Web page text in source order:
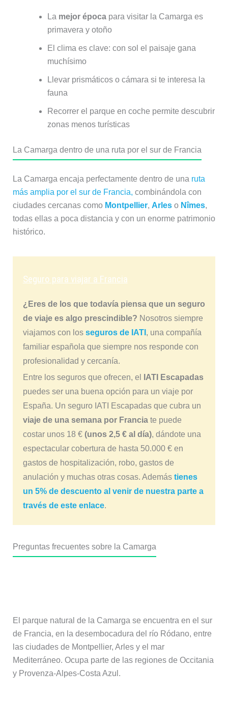
La mejor épocapara visitar la Camarga es
primavera y otoño
El clima es clave: con sol el paisaje gana
muchísimo
Llevar prismáticos o cámara si te interesa la
fauna
Recorrer el parque en coche permite descubrir
zonas menos turísticas
La Camarga dentro de una ruta por el sur de Francia
La Camarga encaja perfectamente dentro de una ruta
más amplia por el sur de Francia, combinándola con
ciudades cercanas como Montpellier, Arleso Nîmes,
todas ellas a poca distancia y con un enorme patrimonio
histórico.
Seguro para viajar a Francia
¿Eres de los que todavía piensa que un seguro
de viaje es algo prescindible? Nosotros siempre
viajamos con los seguros de IATI , una compañía
familiar española que siempre nos responde con
profesionalidad y cercanía.
Entre los seguros que ofrecen, el
IATI Escapadas
puedes ser una buena opción para un viaje por
España. Un seguro IATI Escapadas que cubra un
viaje de una semana por Franciate puede
costar unos 18 € (unos 2,5 € al día), dándote una
espectacular cobertura de hasta 50.000 € en
gastos de hospitalización, robo, gastos de
anulación y muchas otras cosas. Además tienes
un 5% de descuento al venir de nuestra parte a
través de este enlace.
Preguntas frecuentes sobre la Camarga
El parque natural de la Camarga se encuentra en el sur
de Francia, en la desembocadura del río Ródano, entre
las ciudades de Montpellier, Arles y el mar
Mediterráneo. Ocupa parte de las regiones de Occitania
y Provenza-Alpes-Costa Azul.